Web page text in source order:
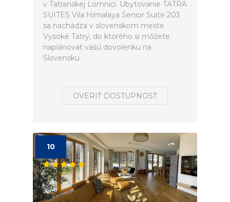
v Tatranskej Lomnici. Ubytovanie TATRA
SUITES Vila Himalaya Senior Suite 203
sa nachádza v slovenskom meste
Vysoké Tatry, do ktorého si môžete
naplánovať vašú dovolenku na
Slovensku.
OVERIŤ DOSTUPNOSŤ
10